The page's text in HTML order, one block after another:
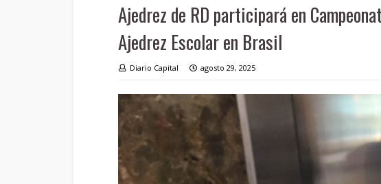
Ajedrez de RD participará en
Ajedrez Escolar en Brasil
Diario Capital agosto 29, 2025